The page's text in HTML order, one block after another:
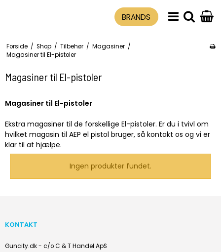
BRANDS
Forside / Shop / Tilbehør / Magasiner /
Magasiner til El-pistoler
Magasiner til El-pistoler
Magasiner til El-pistoler
Ekstra magasiner til de forskellige El-pistoler. Er du i tvivl om
hvilket magasin til AEP el pistol bruger, så kontakt os og vi er
klar til at hjælpe.
Ingen produkter fundet.
KONTAKT
Guncity.dk - c/o C & T Handel ApS